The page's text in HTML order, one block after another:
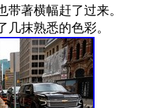
著横幅赶了过来。